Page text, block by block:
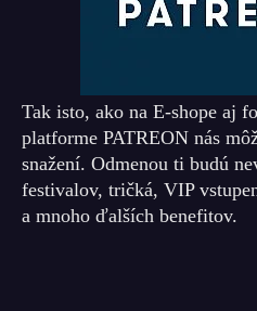
Tak isto, ako na E-shope aj
platforme PATREON nás
snažení. Odmenou ti budú
festivalov, tričká, VIP
a mnoho ďalších benefitov.